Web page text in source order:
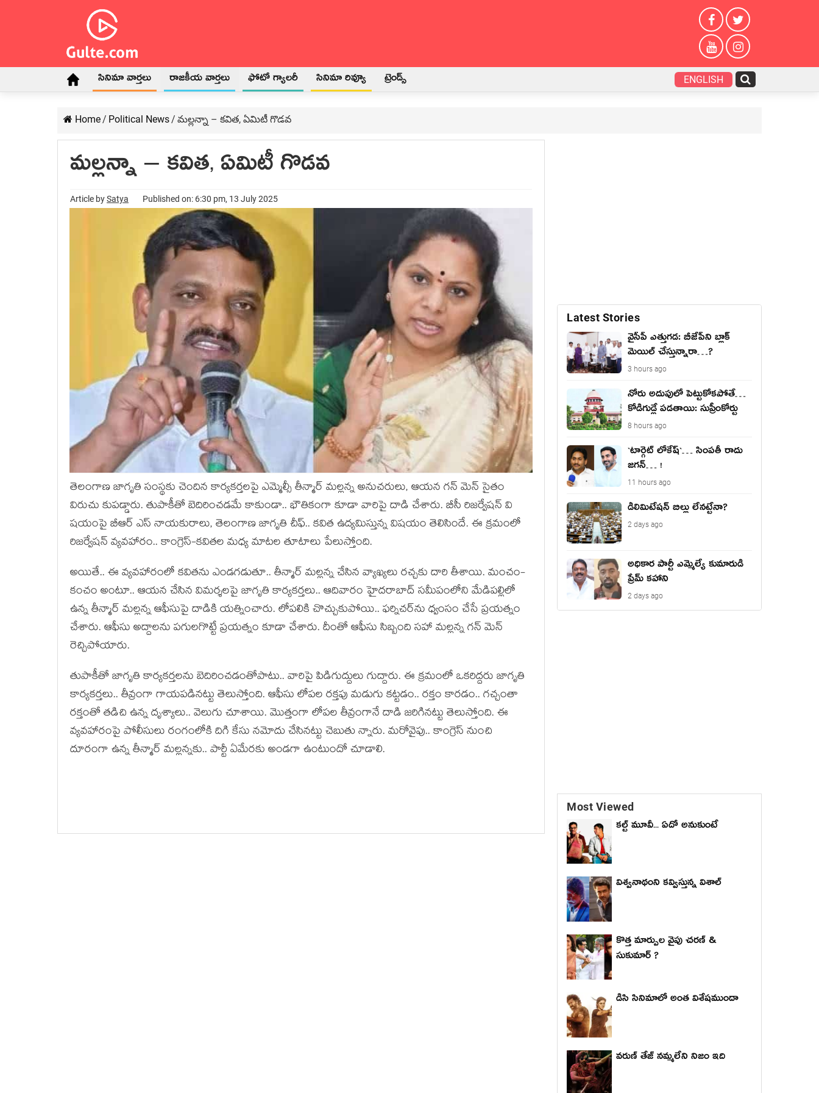
సినిమా వార్తలు రాజకీయ వార్తలు ఫోటో గ్యాలరీ సినిమా రివ్యూ ట్రెండ్స్ ENGLISH
Home/ Political News/ మ‌ల్ల‌న్నా – కవిత, ఏమిటీ గొడవ
మ‌ల్ల‌న్నా – కవిత, ఏమిటీ గొడవ
Article bySatya Published on: 6:30 pm, 13 July 2025
తెలంగాణ జాగృతి సంస్థ‌కు చెందిన కార్య‌క‌ర్త‌ల‌పై ఎమ్మెల్సీ తీన్మార్‌ మ‌ల్ల‌న్న అనుచ‌రులు, ఆయ‌న గ‌న్ మెన్ సైతం
విరుచు కుప‌డ్డారు. తుపాకీతో బెదిరించ‌డ‌మే కాకుండా.. భౌతికంగా కూడా వారిపై దాడి చేశారు. బీసీ రిజ‌ర్వేష‌న్ వి
ష‌యంపై బీఆర్ ఎస్ నాయ‌కురాలు, తెలంగాణ జాగృతి చీఫ్‌.. క‌విత ఉద్య‌మిస్తున్న విష‌యం తెలిసిందే. ఈ క్ర‌మంలో
రిజ‌ర్వేష‌న్ వ్య‌వ‌హారం.. కాంగ్రెస్‌-క‌విత‌ల మ‌ధ్య మాట‌ల తూటాలు పేలుస్తోంది.
అయితే.. ఈ వ్య‌వ‌హారంలో క‌విత‌ను ఎండ‌గ‌డుతూ.. తీన్మార్ మ‌ల్ల‌న్న చేసిన వ్యాఖ్య‌లు ర‌చ్చ‌కు దారి తీశాయి. మంచం-
కంచం అంటూ.. ఆయ‌న చేసిన విమ‌ర్శ‌ల‌పై జాగృతి కార్య‌క‌ర్త‌లు.. ఆదివారం హైద‌రాబాద్ స‌మీపంలోని మేడిప‌ల్లిలో
ఉన్న తీన్మార్ మ‌ల్ల‌న్న ఆఫీసుపై దాడికి య‌త్నించారు. లోపలికి చొచ్చుకుపోయి.. ఫ‌ర్నిచ‌ర్‌ను ధ్వంసం చేసే ప్ర‌య‌త్నం
చేశారు. ఆఫీసు అద్దాల‌ను ప‌గుల‌గొట్టే ప్ర‌య‌త్నం కూడా చేశారు. దీంతో ఆఫీసు సిబ్బంది స‌హా మ‌ల్ల‌న్న గ‌న్ మెన్
రెచ్చిపోయారు.
తుపాకీతో జాగృతి కార్య‌క‌ర్త‌ల‌ను బెదిరించ‌డంతోపాటు.. వారిపై పిడిగుద్దులు గుద్దారు. ఈ క్ర‌మంలో ఒకరిద్ద‌రు జాగృతి
కార్య‌క‌ర్త‌లు.. తీవ్రంగా గాయ‌ప‌డిన‌ట్టు తెలుస్తోంది. ఆఫీసు లోప‌ల ర‌క్త‌పు మ‌డుగు క‌ట్ట‌డం.. ర‌క్తం కార‌డం.. గ‌చ్చంతా
ర‌క్తంతో త‌డిచి ఉన్న దృశ్యాలు.. వెలుగు చూశాయి. మొత్తంగా లోప‌ల తీవ్రంగానే దాడి జ‌రిగిన‌ట్టు తెలుస్తోంది. ఈ
వ్య‌వ‌హారంపై పోలీసులు రంగంలోకి దిగి కేసు న‌మోదు చేసిన‌ట్టు చెబుతు న్నారు. మ‌రోవైపు.. కాంగ్రెస్ నుంచి
దూరంగా ఉన్న తీన్మార్ మ‌ల్లన్న‌కు.. పార్టీ ఏమేర‌కు అండ‌గా ఉంటుందో చూడాలి.
Latest Stories
వైసీపీ ఎత్తుగ‌డ‌: బీజేపీని బ్లాక్
మెయిల్ చేస్తున్నారా…?
3 hours ago
నోరు అదుపులో పెట్టుకోక‌పోతే…
కోడిగుడ్లే ప‌డ‌తాయి: సుప్రీంకోర్టు
8 hours ago
`టార్గెట్ లోకేష్‌`… సింప‌తీ రాదు
జ‌గ‌న్‌… !
11 hours ago
డీలిమిటేషన్ బిల్లు లేన‌ట్టేనా?
2 days ago
అధికార పార్టీ ఎమ్మెల్యే కుమారుడి
ప్రేమ్ కహాని
2 days ago
Most Viewed
కల్ట్ మూవీ... ఏదో అనుకుంటే
విశ్వనాథంని కవ్విస్తున్న విశాల్
కొత్త మార్పుల వైపు చరణ్ &
సుకుమార్ ?
డిసి సినిమాలో అంత విశేషముందా
వరుణ్ తేజ్ నమ్మలేని నిజం ఇది